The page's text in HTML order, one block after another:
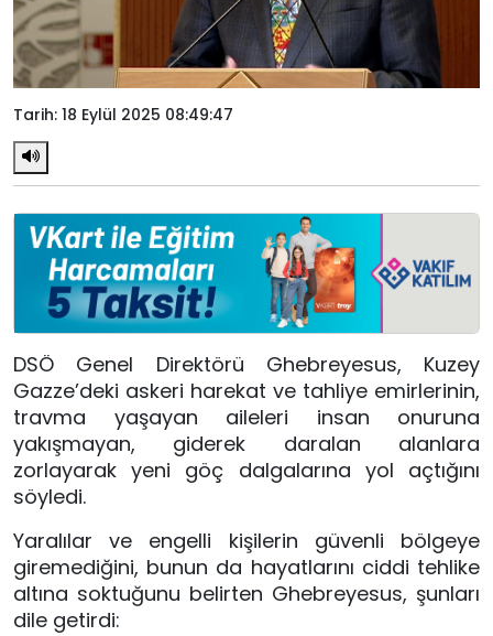
Tarih: 18 Eylül 2025 08:49:47
DSÖ Genel Direktörü Ghebreyesus, Kuzey
Gazze’deki askeri harekat ve tahliye emirlerinin,
travma yaşayan aileleri insan onuruna
yakışmayan, giderek daralan alanlara
zorlayarak yeni göç dalgalarına yol açtığını
söyledi.
Yaralılar ve engelli kişilerin güvenli bölgeye
giremediğini, bunun da hayatlarını ciddi tehlike
altına soktuğunu belirten Ghebreyesus, şunları
dile getirdi: